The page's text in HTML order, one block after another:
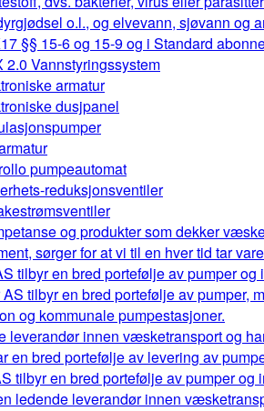
o.l., og elvevann, sjøvann og
§§ 15-6 og 15-9 og i Standard
2.0 Vannstyringssystem
armatur
dusjpanel
pumpeautomat
reduksjonsventiler
og produkter som dekker
sørger for at vi til en hver tid tar
tilbyr en bred portefølje av pumper
AS tilbyr en bred portefølje av pumper,
og kommunale pumpestasjoner.
leverandør innen væsketransport og
en bred portefølje av levering av
tilbyr en bred portefølje av pumper
ledende leverandør innen